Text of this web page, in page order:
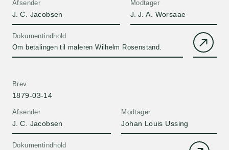
Afsender
J. C. Jacobsen
Modtager
J. J. A. Worsaae
Dokumentindhold
Om betalingen til maleren Wilhelm Rosenstand.
Afsender
J. C. Jacobsen
Brev
1879-03-14
Modtager
Johan Louis Ussing
Dokumentindhold